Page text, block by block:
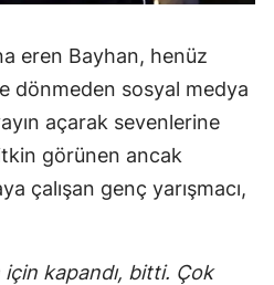
eren Bayhan, henüz
dönmeden sosyal medya
açarak sevenlerine
görünen ancak
çalışan genç yarışmacı,
kapandı, bitti. Çok